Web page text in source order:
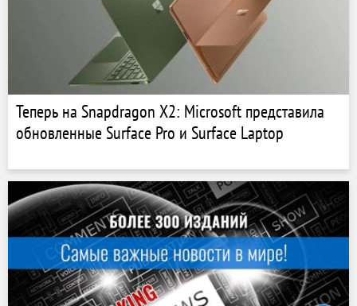
Теперь на Snapdragon X2: Microsoft представила
обновленные Surface Pro и Surface Laptop